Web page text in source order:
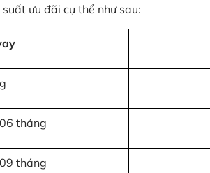
ưu đãi cụ thể như sau:
tháng
tháng